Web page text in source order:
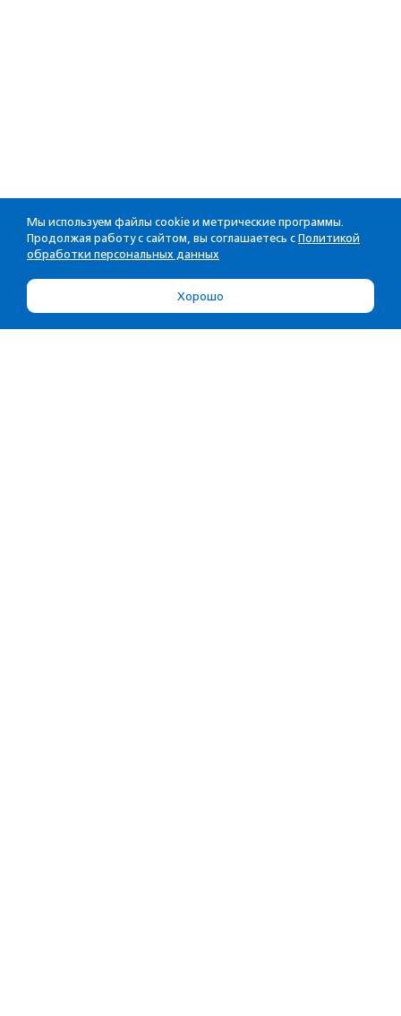
Мы используем файлы cookie и метрические программы.
Продолжая работу с сайтом, вы соглашаетесь с Политикой
обработки персональных данных
Хорошо